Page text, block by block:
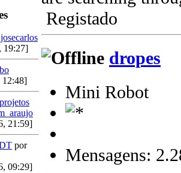
josecarlos
19:27]
12:48]
21:59]
por
09:29]
Registado
dropes
Mini Robot
Mensagens: